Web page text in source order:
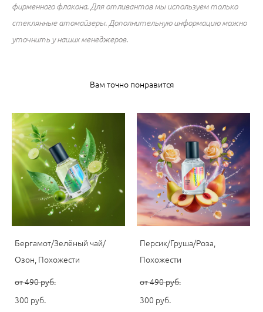
фирменного флакона. Для отливантов мы используем только
стеклянные атомайзеры. Дополнительную информацию можно
уточнить у наших менеджеров.
Вам точно понравится
Бергамот/Зелёный чай/
Озон, Похожести
от 490 pуб.
300 pуб.
Персик/Груша/Роза,
Похожести
от 490 pуб.
300 pуб.